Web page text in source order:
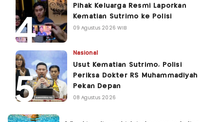
Pihak Keluarga Resmi Laporkan
Kematian Sutrimo ke Polisi
09 Agustus 2026 WIB
Nasional
Usut Kematian Sutrimo, Polisi
Periksa Dokter RS Muhammadiyah
Pekan Depan
08 Agustus 2026